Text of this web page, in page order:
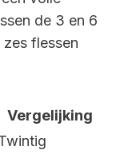
de 3 en 6
flessen
Vergelijking